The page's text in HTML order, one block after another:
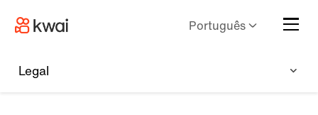
Português
Legal